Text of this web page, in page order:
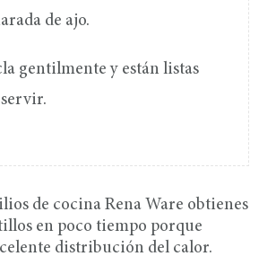
de ajo.
gentilmente y están listas
de cocina Rena Ware obtienes
en poco tiempo porque
distribución del calor.